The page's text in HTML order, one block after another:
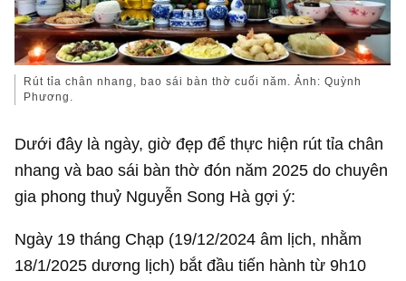
Rút tỉa chân nhang, bao sái bàn thờ cuối năm. Ảnh: Quỳnh
Phương.
Dưới đây là ngày, giờ đẹp để thực hiện rút tỉa chân
nhang và bao sái bàn thờ đón năm 2025 do chuyên
gia phong thuỷ Nguyễn Song Hà gợi ý:
Ngày 19 tháng Chạp (19/12/2024 âm lịch, nhằm
18/1/2025 dương lịch) bắt đầu tiến hành từ 9h10